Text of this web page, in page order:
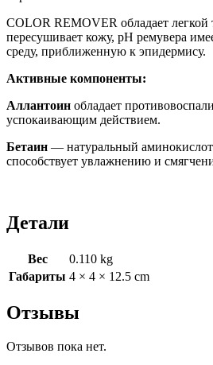
COLOR REMOVER обладает легкой
пересушивает кожу, pН ремувера
среду, приближенную к эпидермису.
Активные компоненты:
Аллантоин обладает
успокаивающим действием.
Бетаин — натуральный
способствует увлажнению и
Детали
Вес
0.110 kg
Габариты 4 × 4 × 12.5 cm
Отзывы
Отзывов пока нет.